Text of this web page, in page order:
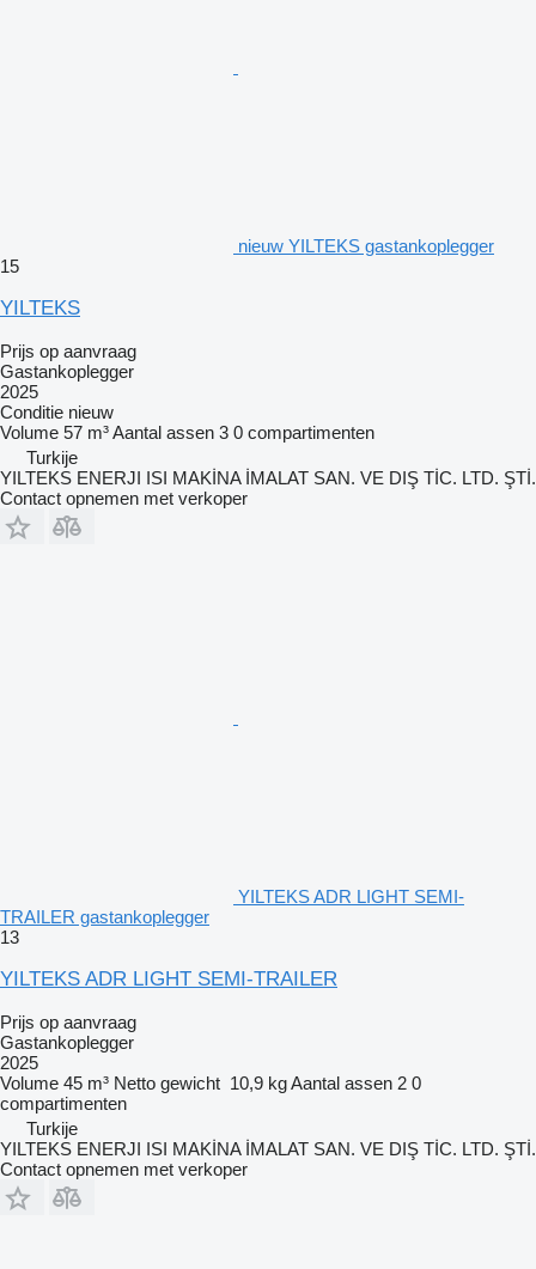
nieuw YILTEKS gastankoplegger
15
YILTEKS
Prijs op aanvraag
Gastankoplegger
2025
Conditie nieuw
Volume 57 m³Aantal assen 3 0 compartimenten
Turkije
YILTEKS ENERJI ISI MAKİNA İMALAT SAN. VE DIŞ TİC. LTD. ŞTİ.
Contact opnemen met verkoper
YILTEKS ADR LIGHT SEMI-
TRAILER gastankoplegger
13
YILTEKS ADR LIGHT SEMI-TRAILER
Prijs op aanvraag
Gastankoplegger
2025
Volume 45 m³ Netto gewicht 10,9 kgAantal assen 2 0
compartimenten
Turkije
YILTEKS ENERJI ISI MAKİNA İMALAT SAN. VE DIŞ TİC. LTD. ŞTİ.
Contact opnemen met verkoper